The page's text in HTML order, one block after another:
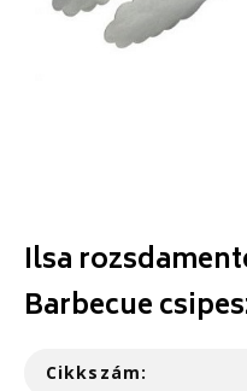
Ilsa
Barbecue
Cikkszám: